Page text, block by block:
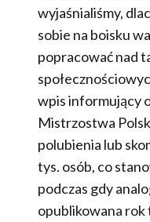
wyjaśnialiśmy,
sobie na boisku
popracować nad
wpis informujący
Mistrzostwa
polubienia lub
tys. osób, co
podczas gdy
opublikowana rok